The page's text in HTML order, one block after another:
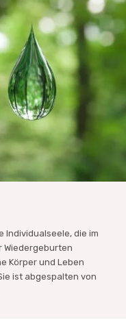
Individualseele, die im
Wiedergeburten
Körper und Leben
ist abgespalten von